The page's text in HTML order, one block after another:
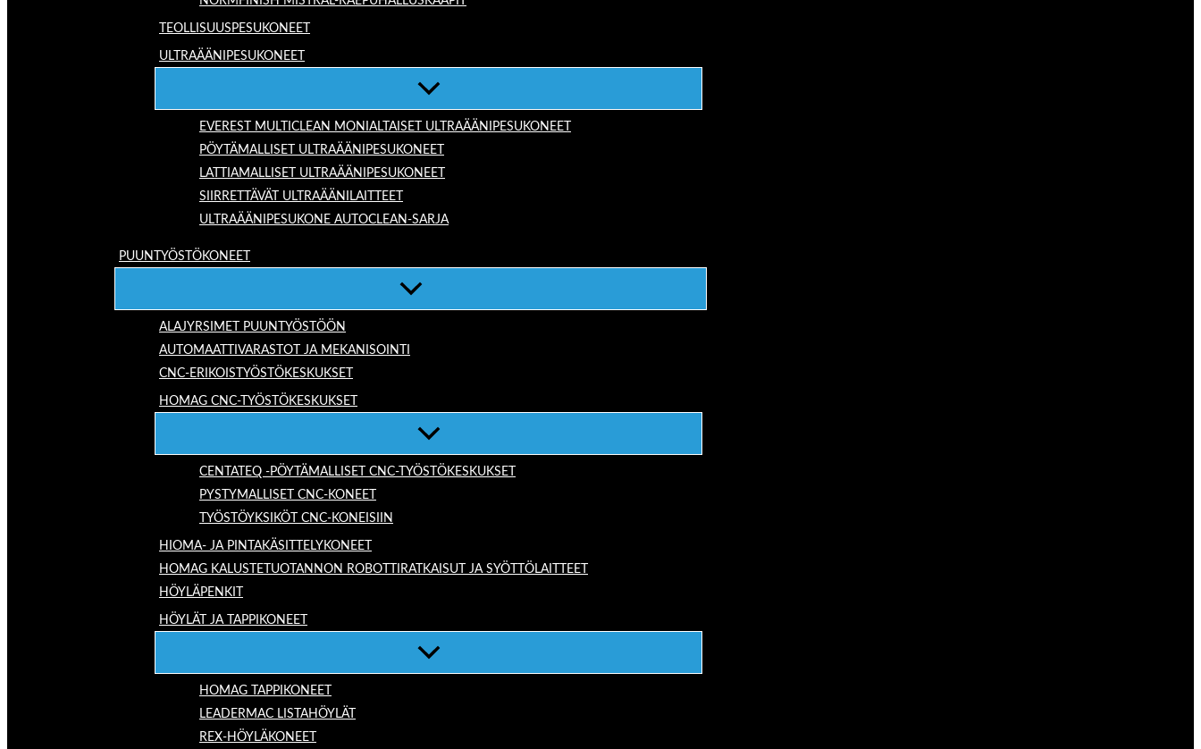
TEOLLISUUSPESUKONEET
ULTRAÄÄNIPESUKONEET
EVEREST MULTICLEAN MONIALTAISET ULTRAÄÄNIPESUKONEET
PÖYTÄMALLISET ULTRAÄÄNIPESUKONEET
LATTIAMALLISET ULTRAÄÄNIPESUKONEET
SIIRRETTÄVÄT ULTRAÄÄNILAITTEET
ULTRAÄÄNIPESUKONE AUTOCLEAN-SARJA
PUUNTYÖSTÖKONEET
ALAJYRSIMET PUUNTYÖSTÖÖN
AUTOMAATTIVARASTOT JA MEKANISOINTI
CNC-ERIKOISTYÖSTÖKESKUKSET
HOMAG CNC-TYÖSTÖKESKUKSET
CENTATEQ -PÖYTÄMALLISET CNC-TYÖSTÖKESKUKSET
PYSTYMALLISET CNC-KONEET
TYÖSTÖYKSIKÖT CNC-KONEISIIN
HIOMA- JA PINTAKÄSITTELYKONEET
HOMAG KALUSTETUOTANNON ROBOTTIRATKAISUT JA SYÖTTÖLAITTEET
HÖYLÄPENKIT
HÖYLÄT JA TAPPIKONEET
HOMAG TAPPIKONEET
LEADERMAC LISTAHÖYLÄT
REX-HÖYLÄKONEET